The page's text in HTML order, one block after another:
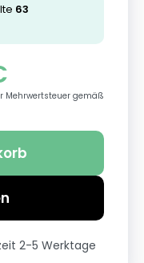
63
Mehrwertsteuer gemäß
2-5 Werktage